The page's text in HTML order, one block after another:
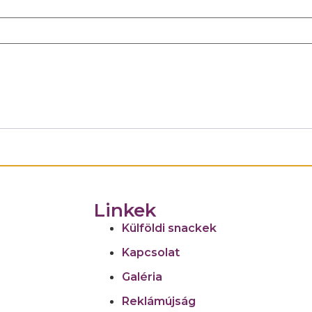
Linkek
Külföldi snackek
Kapcsolat
Galéria
Reklámújság